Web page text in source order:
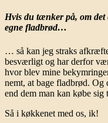
Hvis du tænker på, om
egne fladbrød…
… så kan jeg straks
besværligt og har derfor
hvor blev mine
nemt, at bage fladbrød. Og
end dem man kan købe sig
Så i køkkenet med os, ik!